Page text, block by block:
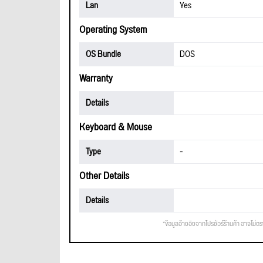
Lan
Yes
Operating System
OS Bundle DOS
Warranty
Details
Keyboard & Mouse
Type -
Other Details
Details
*ข้อมูลอ้างอิงจากโปรชัวร์ร้านค้า อาจไม่